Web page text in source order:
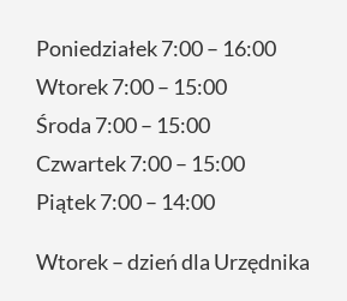
Poniedziałek 7:00 – 16:00
Wtorek 7:00 – 15:00
Środa 7:00 – 15:00
Czwartek 7:00 – 15:00
Piątek 7:00 – 14:00
Wtorek – dzień dla Urzędnika